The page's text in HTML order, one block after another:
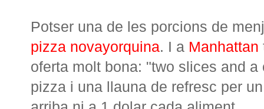
Potser una de les porcions de
pizza novayorquina. I a Manhattan
oferta molt bona: "two slices and
pizza i una llauna de refresc per